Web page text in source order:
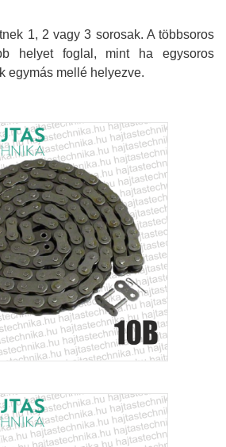
1, 2 vagy 3 sorosak. A többsoros
helyet foglal, mint ha egysoros
egymás mellé helyezve.